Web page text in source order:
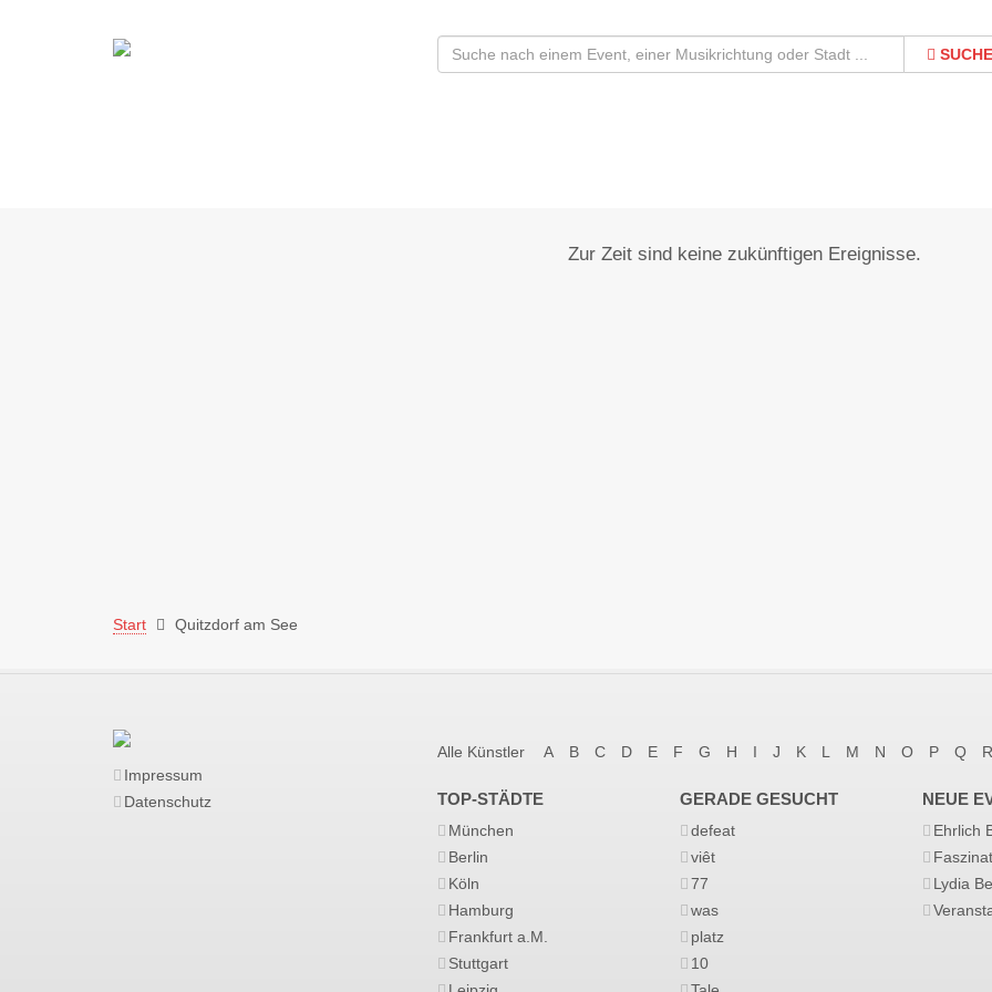
Zur Zeit sind keine zukünftigen Ereignisse.
Start Quitzdorf am See
Impressum
Datenschutz
Alle Künstler A B C D E F G H I J K L M N O P Q R
TOP-STÄDTE
München
Berlin
Köln
Hamburg
Frankfurt a.M.
Stuttgart
GERADE GESUCHT
defeat
viêt
77
was
platz
10
NEUE
Ehrlich
Lydia